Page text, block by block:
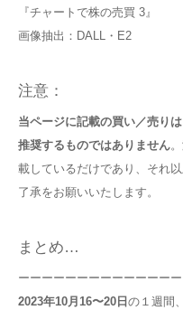
『チャートで株の売買 3』
画像抽出：DALL・E2
注意：
当ページに記載の買い／売り
推奨するものではありません
載しているだけであり、それ
了承をお願いいたします。
まとめ…
ーーーーーーーーーーーーーー
2023年10月16〜20日 の１週間、